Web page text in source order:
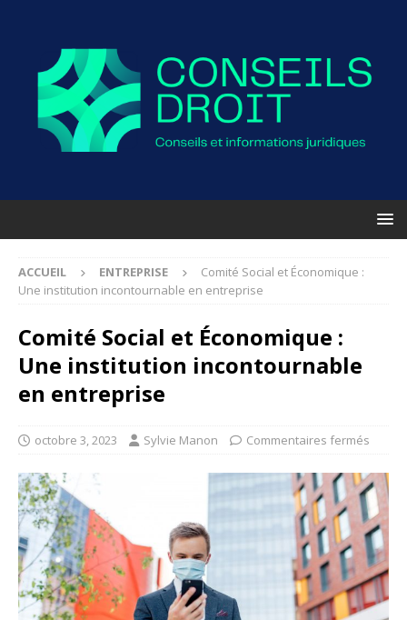
ACCUEIL ENTREPRISE
Comité Social et Économique :
Une institution incontournable en entreprise
Comité Social et Économique :
Une institution incontournable
en entreprise
octobre 3, 2023 Sylvie Manon Commentaires fermés